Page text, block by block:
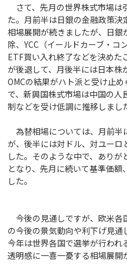
さて、先月の世界株式市場は
た。月前半は日銀の金融政策決
相場展開が続きましたが、日
除、YCC（イールドカーブ・コ
ETF買い入れ終了などを決めた
が後退して、月後半には日本
OMCの結果がハト派と受け止
で、新興国株式市場は中国の
制などを受け低調に推移しまし
為替相場については、月前半
が、後半には対ドル、対ユー
した。そのような中で、あり
となり、先月に続いて基準価
した。
今後の見通しですが、欧米各
の今後の景気動向や利下げ見通
今年は世界各国で選挙が行われ
透明感に一喜一憂する相場展開